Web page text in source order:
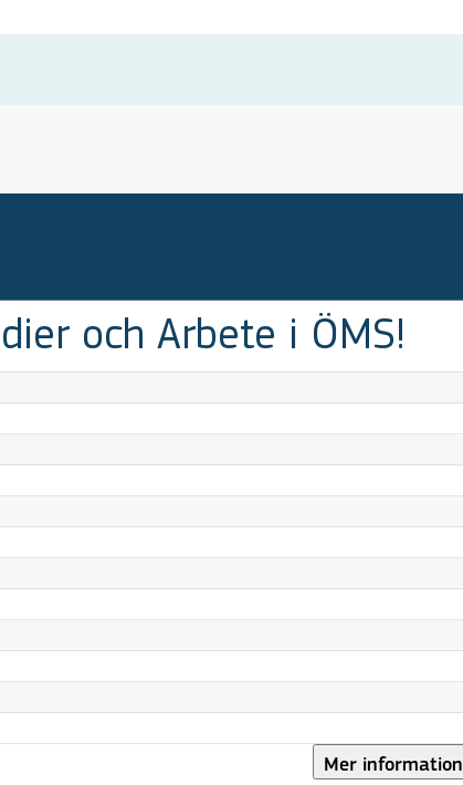
och Arbete i ÖMS!
Mer information